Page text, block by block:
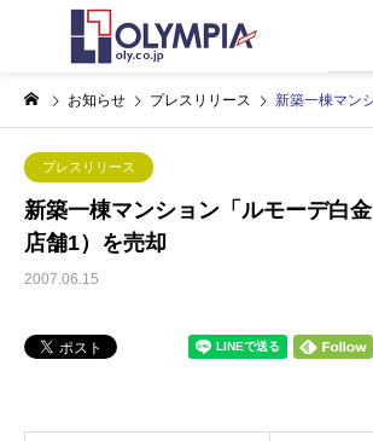
お知らせ プレスリリース 新築一棟マンション「ルモ
プレスリリース
新築一棟マンション「ルモーデ白
店舗1）を売却
2007.06.15